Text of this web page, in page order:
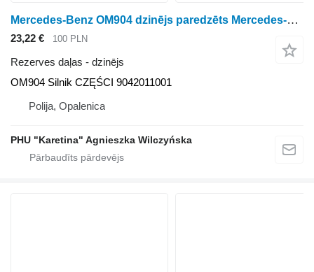
Mercedes-Benz OM904 dzinējs paredzēts Mercedes-Benz Mercedes
23,22 € 100 PLN
Rezerves daļas - dzinējs
OM904 Silnik CZĘŚCI 9042011001
Polija, Opalenica
PHU "Karetina" Agnieszka Wilczyńska